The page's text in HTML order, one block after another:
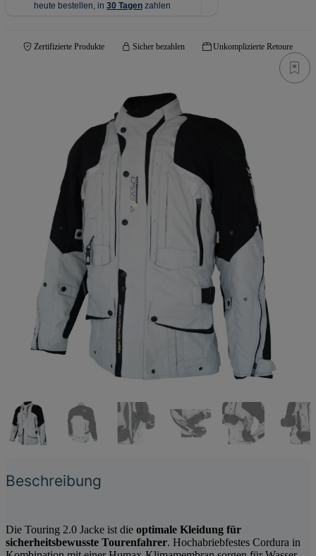
Zertifizierte Produkte Sicher bezahlen Unkomplizierte Retoure
Beschreibung
Die Touring 2.0 Jacke ist die optimale Kleidung für
sicherheitsbewusste Tourenfahrer. Hochabriebfestes Cordura in